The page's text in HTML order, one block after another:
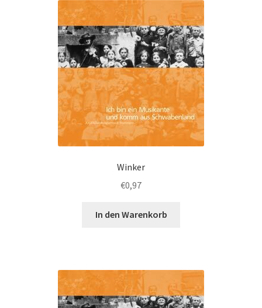
Winker
€0,97
In den Warenkorb